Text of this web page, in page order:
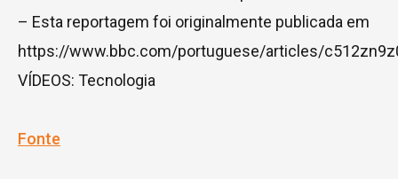
– Esta reportagem foi originalmente publicada em
https://www.bbc.com/portuguese/articles/
VÍDEOS: Tecnologia
Fonte